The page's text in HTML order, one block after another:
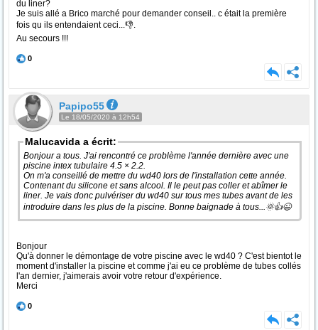
du liner?
Je suis allé a Brico marché pour demander conseil.. c était la première
fois qu ils entendaient ceci...👎.
Au secours !!!
0
Papipo55
Le 18/05/2020 à 12h54
Malucavida a écrit:
Bonjour a tous. J'ai rencontré ce problème l'année dernière avec une
piscine intex tubulaire 4.5 × 2.2.
On m'a conseillé de mettre du wd40 lors de l'installation cette année.
Contenant du silicone et sans alcool. Il le peut pas coller et abîmer le
liner. Je vais donc pulvériser du wd40 sur tous mes tubes avant de les
introduire dans les plus de la piscine. Bonne baignade à tous...🌞👍😉
Bonjour
Qu'à donner le démontage de votre piscine avec le wd40 ? C'est bientot le
moment d'installer la piscine et comme j'ai eu ce problème de tubes collés
l'an dernier, j'aimerais avoir votre retour d'expérience.
Merci
0